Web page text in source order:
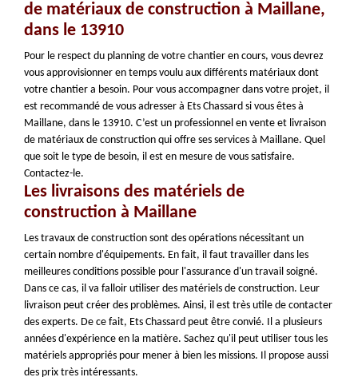
de matériaux de construction à Maillane,
dans le 13910
Pour le respect du planning de votre chantier en cours, vous devrez
vous approvisionner en temps voulu aux différents matériaux dont
votre chantier a besoin. Pour vous accompagner dans votre projet, il
est recommandé de vous adresser à Ets Chassard si vous êtes à
Maillane, dans le 13910. C’est un professionnel en vente et livraison
de matériaux de construction qui offre ses services à Maillane. Quel
que soit le type de besoin, il est en mesure de vous satisfaire.
Contactez-le.
Les livraisons des matériels de
construction à Maillane
Les travaux de construction sont des opérations nécessitant un
certain nombre d'équipements. En fait, il faut travailler dans les
meilleures conditions possible pour l'assurance d'un travail soigné.
Dans ce cas, il va falloir utiliser des matériels de construction. Leur
livraison peut créer des problèmes. Ainsi, il est très utile de contacter
des experts. De ce fait, Ets Chassard peut être convié. Il a plusieurs
années d'expérience en la matière. Sachez qu'il peut utiliser tous les
matériels appropriés pour mener à bien les missions. Il propose aussi
des prix très intéressants.